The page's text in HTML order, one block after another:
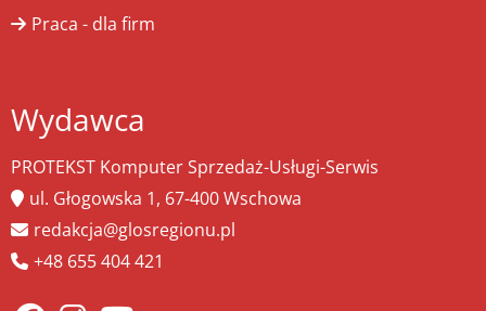
Praca - dla firm
Wydawca
PROTEKST Komputer Sprzedaż-Usługi-Serwis
ul. Głogowska 1, 67-400 Wschowa
redakcja@glosregionu.pl
+48 655 404 421